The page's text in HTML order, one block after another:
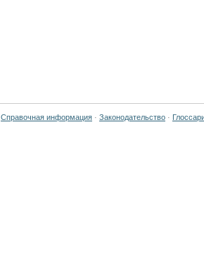
Справочная информация · Законодательство ·